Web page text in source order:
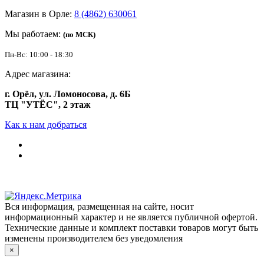
Магазин в Орле: 8 (4862) 630061
Мы работаем: (по МСК)
Пн-Вс: 10:00 - 18:30
Адрес магазина:
г. Орёл, ул. Ломоносова, д. 6Б
ТЦ "УТЁС", 2 этаж
Как к нам добраться
Вся информация, размещенная на сайте, носит
информационный характер и не является публичной офертой.
Технические данные и комплект поставки товаров могут быть
изменены производителем без уведомления
×